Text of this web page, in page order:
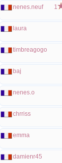
nenes.neuf 1
laura
timbreagogo
baj
nenes.o
chrriss
emma
damienr45